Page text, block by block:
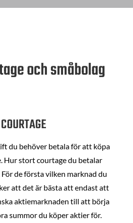
och småbolag
COURTAGE
du behöver betala för att köpa
Hur stort courtage du betalar
de första vilken marknad du
att det är bästa att endast att
aktiemarknaden till att börja
summor du köper aktier för.